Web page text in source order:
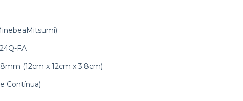
FA
(12cm x 12cm x 3.8cm)
Contínua)